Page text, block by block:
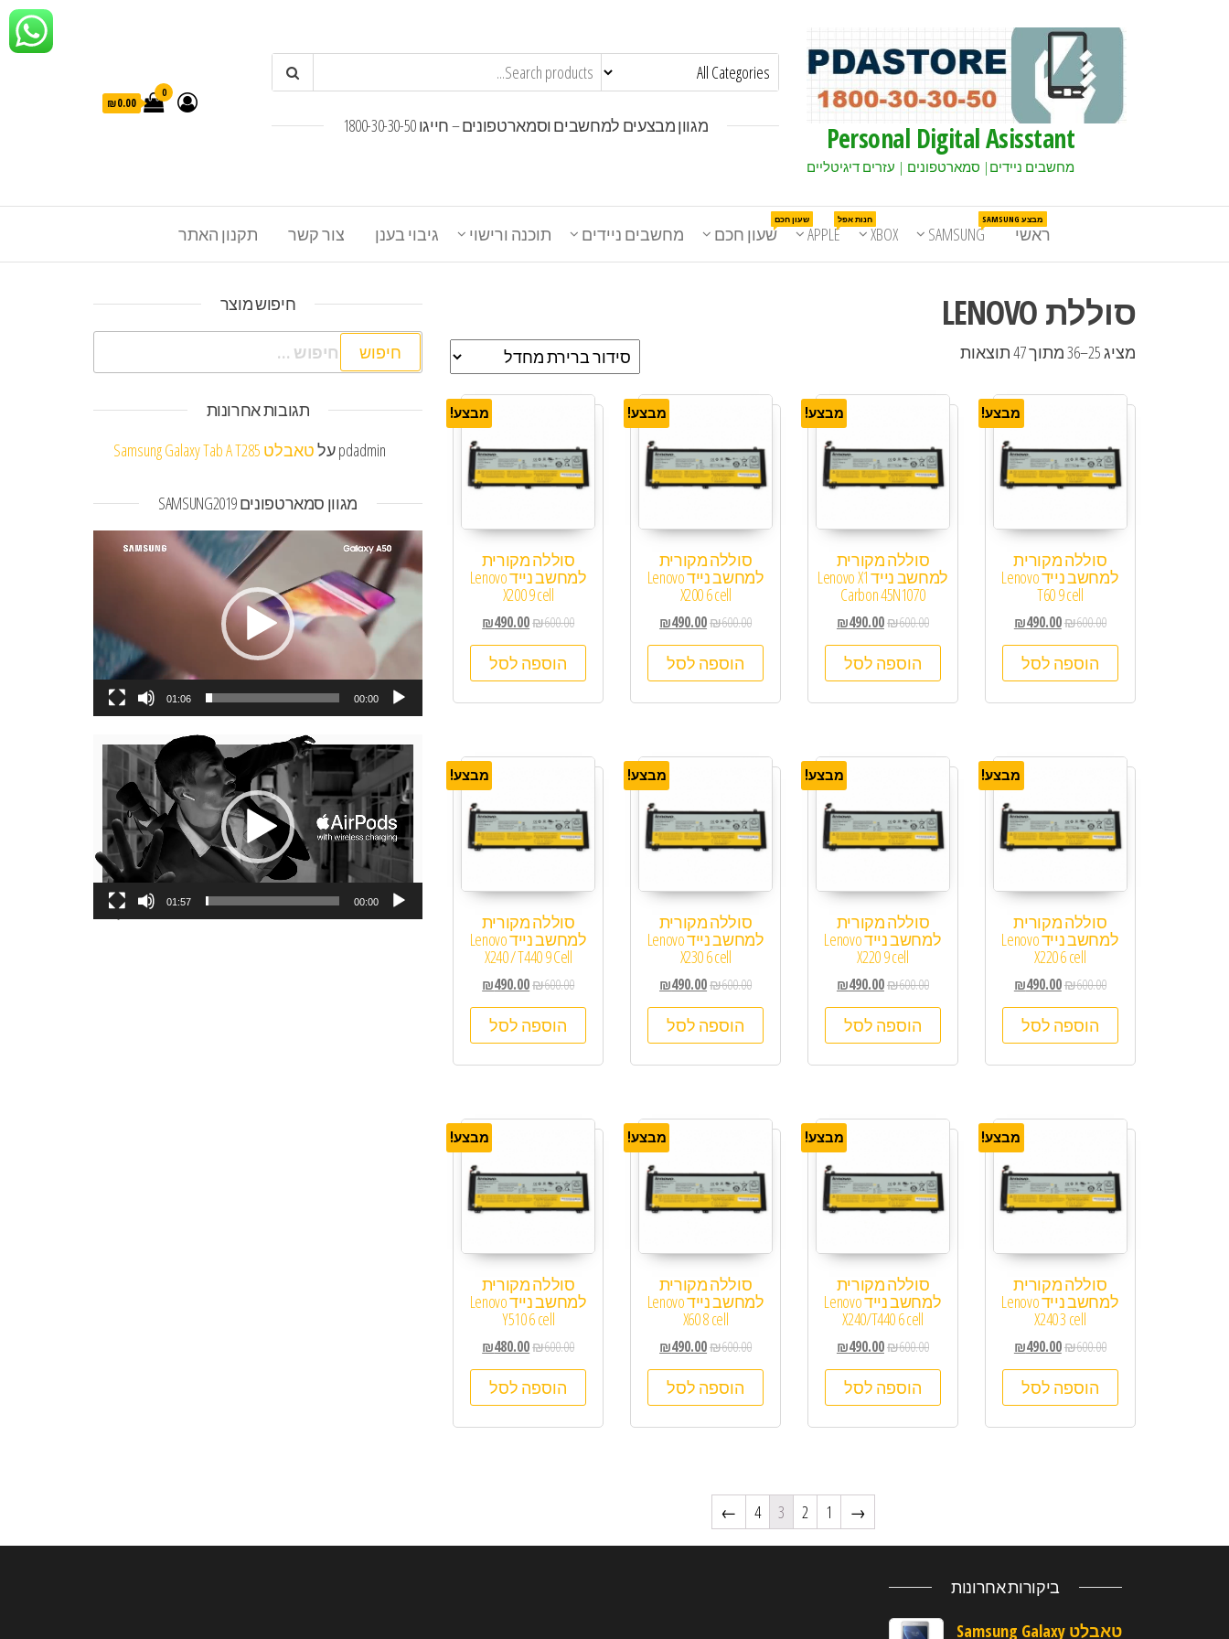
Personal Digital Asisstant
מחשבים ניידים| סמארטפונים | עזרים דיגיטליים
מגוון מבצעים למחשבים וסמארטפונים – חייגו 1800-30-30-50
0
₪0.00
ראשי SAMSUNG
מבצע SAMSUNG
XBOX
APPLE
חנות אפל
שעון חכם
שעון חכם
מחשבים ניידים תוכנה ורישוי גיבוי בענן צור קשר תקנון האתר
סוללת LENOVO
מציג 25–36 מתוך 47 תוצאות
מבצע!
סוללה מקורית
למחשב נייד Lenovo
T60 9 cell
₪600.00
₪490.00
הוספה לסל
מבצע!
סוללה מקורית
למחשב נייד Lenovo X1
Carbon 45N1070
₪600.00
₪490.00
הוספה לסל
מבצע!
סוללה מקורית
למחשב נייד Lenovo
X200 6 cell
₪600.00
₪490.00
הוספה לסל
מבצע!
סוללה מקורית
למחשב נייד Lenovo
X200 9 cell
₪600.00
₪490.00
הוספה לסל
מבצע!
סוללה מקורית
למחשב נייד Lenovo
X220 6 cell
₪600.00
₪490.00
הוספה לסל
מבצע!
סוללה מקורית
למחשב נייד Lenovo
X220 9 cell
₪600.00
₪490.00
הוספה לסל
מבצע!
סוללה מקורית
למחשב נייד Lenovo
X230 6 cell
₪600.00
₪490.00
הוספה לסל
מבצע!
סוללה מקורית
למחשב נייד Lenovo
X240 / T440 9 Cell
₪600.00
₪490.00
הוספה לסל
מבצע!
סוללה מקורית
למחשב נייד Lenovo
X240 3 cell
₪600.00
₪490.00
הוספה לסל
מבצע!
סוללה מקורית
למחשב נייד Lenovo
X240/T440 6 cell
₪600.00
₪490.00
הוספה לסל
מבצע!
סוללה מקורית
למחשב נייד Lenovo
X60 8 cell
₪600.00
₪490.00
הוספה לסל
מבצע!
סוללה מקורית
למחשב נייד Lenovo
Y510 6 cell
₪600.00
₪480.00
הוספה לסל
→
1
2
3
4
←
חיפוש מוצר
חיפוש:
תגובות אחרונות
pdadminעלטאבלט Samsung Galaxy Tab A T285
מגוון סמארטפונים SAMSUNG2019
נגן
וידאו
00:00
01:06
נגן
וידאו
00:00
01:57
ביקורות אחרונות
טאבלט Samsung Galaxy